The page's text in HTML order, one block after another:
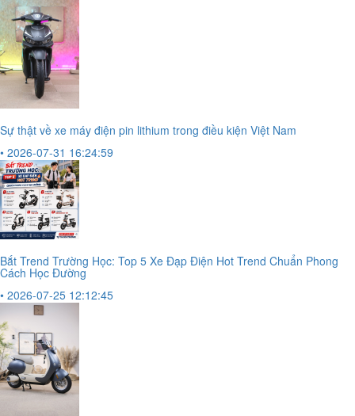
Sự thật về xe máy điện pin lithium trong điều kiện Việt Nam
• 2026-07-31 16:24:59
Bắt Trend Trường Học: Top 5 Xe Đạp Điện Hot Trend Chuẩn Phong
Cách Học Đường
• 2026-07-25 12:12:45